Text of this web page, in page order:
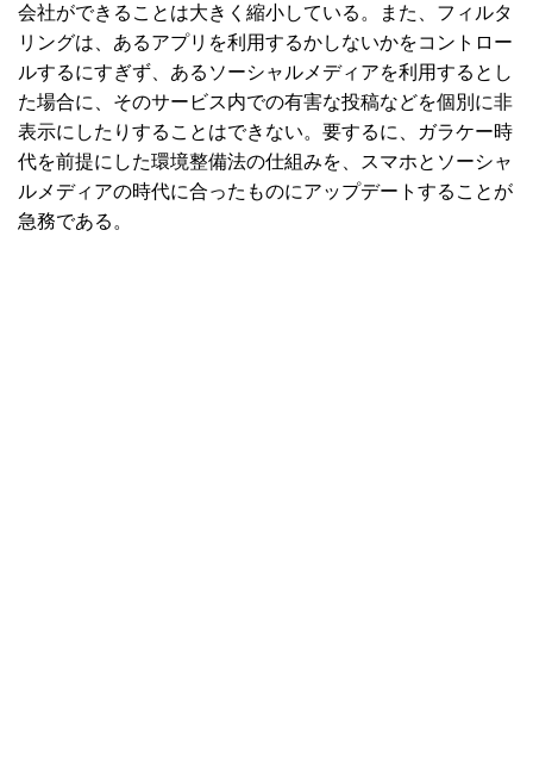
会社ができることは大きく縮小している。また、フィルタ
リングは、あるアプリを利用するかしないかをコントロー
ルするにすぎず、あるソーシャルメディアを利用するとし
た場合に、そのサービス内での有害な投稿などを個別に非
表示にしたりすることはできない。要するに、ガラケー時
代を前提にした環境整備法の仕組みを、スマホとソーシャ
ルメディアの時代に合ったものにアップデートすることが
急務である。